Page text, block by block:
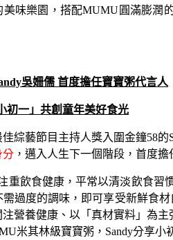
美味樂園，搭配MUMU圓滿膨潤
吳姍儒 首度擔任寶寶粥代言人
初一」共創童年美好食光
綜藝節目主持人獎入圍金鐘58的
分 ，邁入人生下一個階段，首度
重飲食健康，平常以清淡飲食
過度的調味，即可享受新鮮食
營養健康、以「真材實料」為
米其林級寶寶粥，Sandy分享